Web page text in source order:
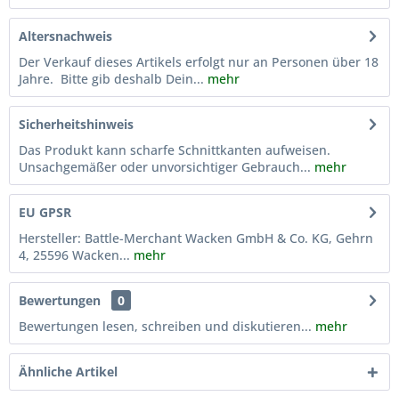
Altersnachweis
Der Verkauf dieses Artikels erfolgt nur an Personen über 18
Jahre. Bitte gib deshalb Dein... mehr
Sicherheitshinweis
Das Produkt kann scharfe Schnittkanten aufweisen.
Unsachgemäßer oder unvorsichtiger Gebrauch... mehr
EU GPSR
Hersteller: Battle-Merchant Wacken GmbH & Co. KG, Gehrn
4, 25596 Wacken... mehr
Bewertungen
0
Bewertungen lesen, schreiben und diskutieren... mehr
Ähnliche Artikel